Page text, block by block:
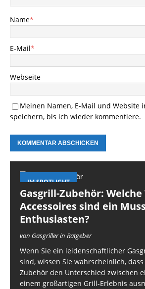
Name*
E-Mail*
Webseite
Meinen Namen, E-Mail und Website
speichern, bis ich wieder kommentiere.
IM SPOTLIGHT
Gasgrill-Zubehör: Welche
Accessoires sind ein
Enthusiasten?
von Gasgriller in Ratgeber
Wenn Sie ein leidenschaftlicher
sind, wissen Sie wahrscheinlich,
Zubehör den Unterschied zwischen
einem großartigen Grill-Erlebnis